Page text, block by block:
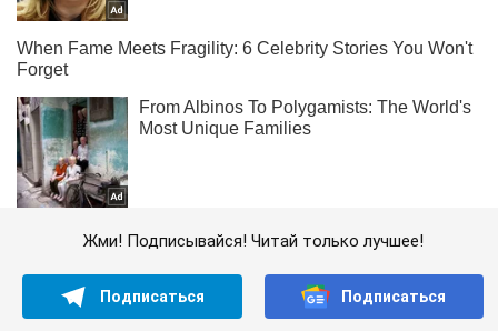
Жми! Подписывайся! Читай только лучшее!
Подписаться Подписаться